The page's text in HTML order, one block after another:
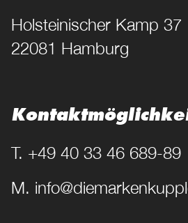
Holsteinischer Kamp 37
22081 Hamburg
T. +49 40 33 46 689-89
M.